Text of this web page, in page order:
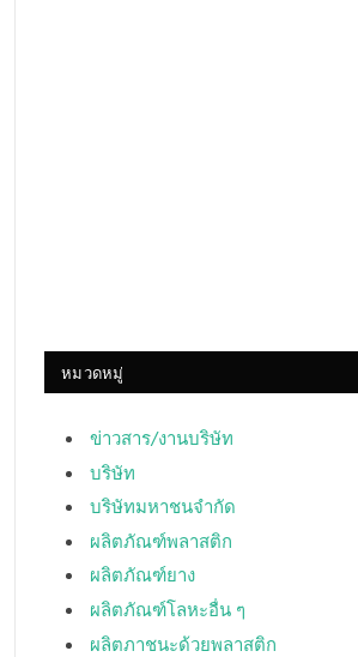
หมวดหมู่
ข่าวสาร/งานบริษัท
บริษัท
บริษัทมหาชนจำกัด
ผลิตภัณฑ์พลาสติก
ผลิตภัณฑ์ยาง
ผลิตภัณฑ์โลหะอื่น ๆ
ผลิตภาชนะด้วยพลาสติก